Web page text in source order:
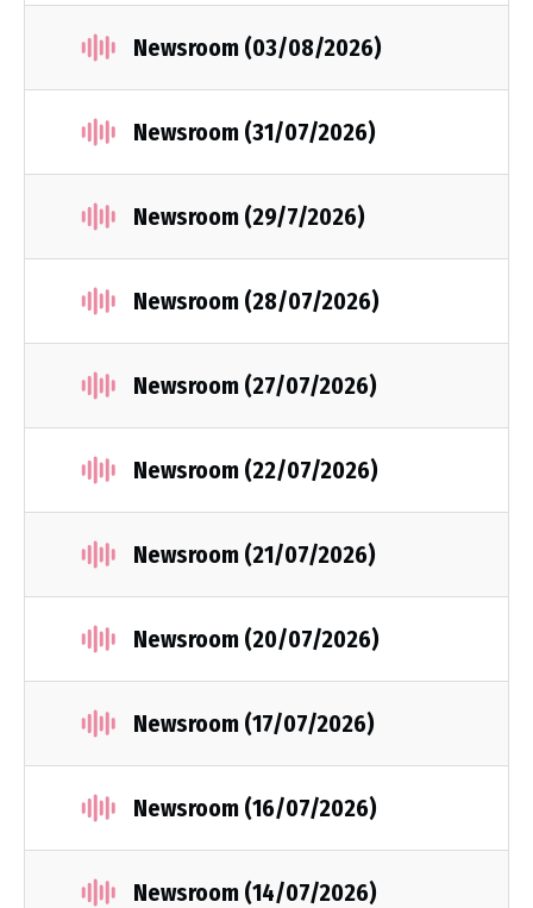
Newsroom (03/08/2026)
Newsroom (31/07/2026)
Newsroom (29/7/2026)
Newsroom (28/07/2026)
Newsroom (27/07/2026)
Newsroom (22/07/2026)
Newsroom (21/07/2026)
Newsroom (20/07/2026)
Newsroom (17/07/2026)
Newsroom (16/07/2026)
Newsroom (14/07/2026)